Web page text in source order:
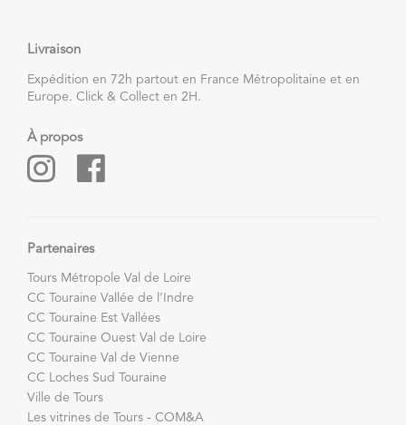
Livraison
Expédition en 72h partout en France Métropolitaine et en
Europe. Click & Collect en 2H.
À propos
Partenaires
Tours Métropole Val de Loire
CC Touraine Vallée de l’Indre
CC Touraine Est Vallées
CC Touraine Ouest Val de Loire
CC Touraine Val de Vienne
CC Loches Sud Touraine
Ville de Tours
Les vitrines de Tours - COM&A